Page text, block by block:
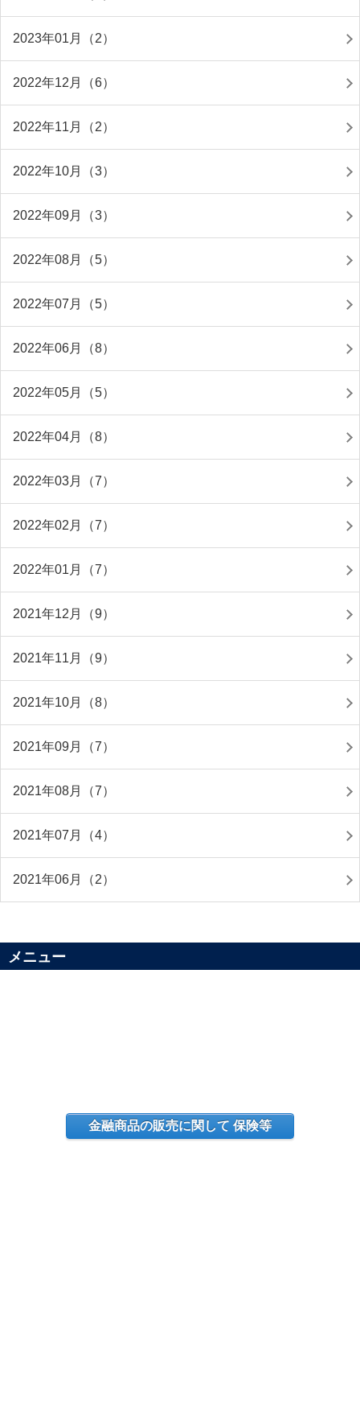
2023年01月（2）
2022年12月（6）
2022年11月（2）
2022年10月（3）
2022年09月（3）
2022年08月（5）
2022年07月（5）
2022年06月（8）
2022年05月（5）
2022年04月（8）
2022年03月（7）
2022年02月（7）
2022年01月（7）
2021年12月（9）
2021年11月（9）
2021年10月（8）
2021年09月（7）
2021年08月（7）
2021年07月（4）
2021年06月（2）
メニュー
金融商品の販売に関して 保険等